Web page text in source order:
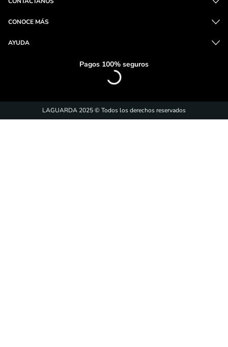
CONOCE MÁS
AYUDA
Pagos 100% seguros
LAGUARDA 2025 © Todos los derechos reservados